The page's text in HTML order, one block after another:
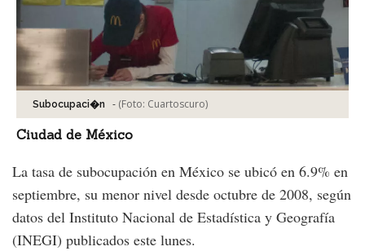
Subocupaci�n - (Foto: Cuartoscuro)
Ciudad de México
La tasa de subocupación en México se ubicó en 6.9% en
septiembre, su menor nivel desde octubre de 2008, según
datos del Instituto Nacional de Estadística y Geografía
(INEGI) publicados este lunes.